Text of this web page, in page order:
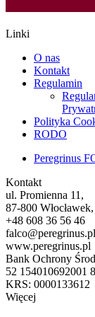
Linki
O nas
Kontakt
Regulamin
Polityka
RODO
Peregrinus
Kontakt
ul. Promienna 11,
87-800
+48 608 36 56 46
falco@peregrinus.pl
www.peregrinus.pl
Bank Ochrony
52 154010692001
KRS: 0000133612
Więcej